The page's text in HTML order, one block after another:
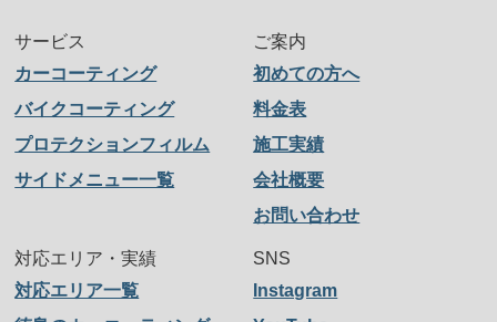
サービス
カーコーティング
バイクコーティング
プロテクションフィルム
サイドメニュー一覧
ご案内
初めての方へ
料金表
施工実績
会社概要
お問い合わせ
対応エリア・実績
対応エリア一覧
SNS
Instagram